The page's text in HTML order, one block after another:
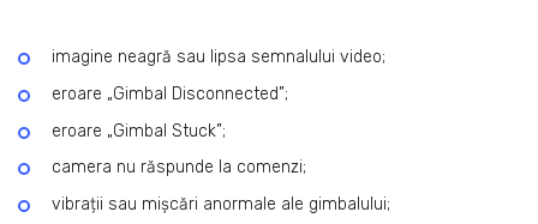
imagine neagră sau lipsa semnalului video;
eroare „Gimbal Disconnected”;
eroare „Gimbal Stuck”;
camera nu răspunde la comenzi;
vibrații sau mișcări anormale ale gimbalului;